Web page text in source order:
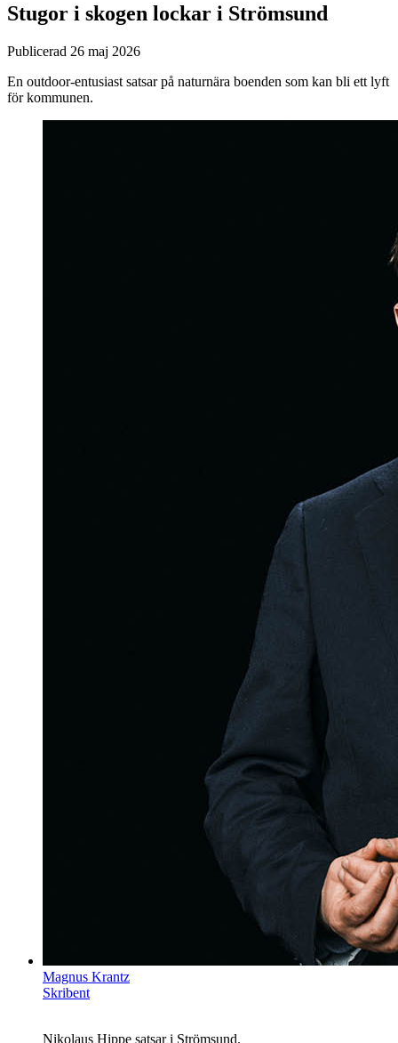
Stugor i skogen lockar i Strömsund
Publicerad 26 maj 2026
En outdoor-entusiast satsar på naturnära boenden som kan bli ett lyft
för kommunen.
Magnus Krantz
Skribent
Nikolaus Hippe satsar i Strömsund.